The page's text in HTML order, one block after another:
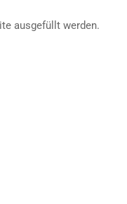
ausgefüllt werden.